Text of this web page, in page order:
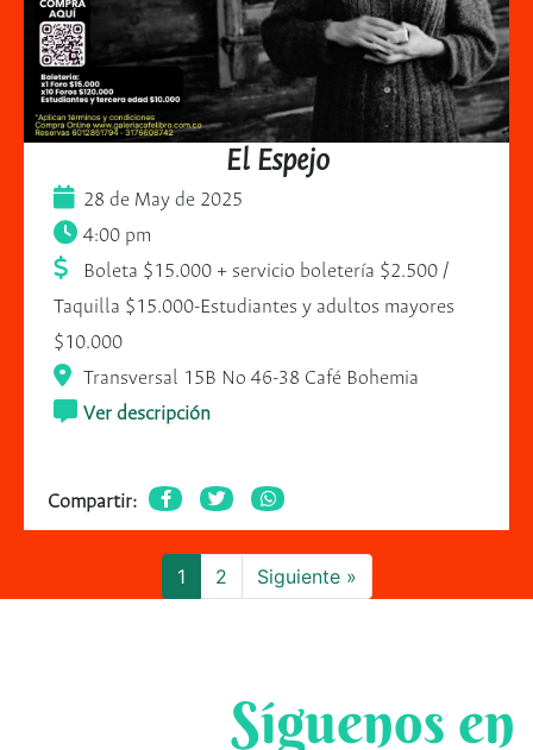
El Espejo
28 de May de 2025
4:00 pm
Boleta $15.000 + servicio boletería $2.500 /
Taquilla $15.000-Estudiantes y adultos mayores
$10.000
Transversal 15B No 46-38 Café Bohemia
Ver descripción
Compartir:
1 2 Siguiente »
Síguenos en